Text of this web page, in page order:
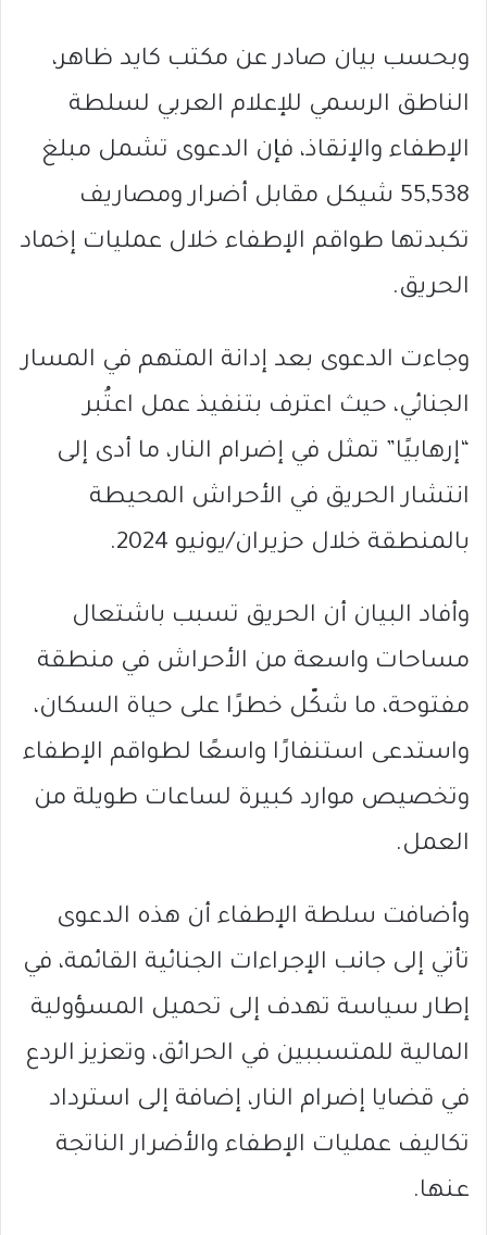
وبحسب بيان صادر عن مكتب كايد ظاهر،
الناطق الرسمي للإعلام العربي لسلطة
الإطفاء والإنقاذ، فإن الدعوى تشمل مبلغ
55,538 شيكل مقابل أضرار ومصاريف
تكبدتها طواقم الإطفاء خلال عمليات إخماد
الحريق.
وجاءت الدعوى بعد إدانة المتهم في المسار
الجنائي، حيث اعترف بتنفيذ عمل اعتُبر
“إرهابيًا” تمثل في إضرام النار، ما أدى إلى
انتشار الحريق في الأحراش المحيطة
بالمنطقة خلال حزيران/يونيو 2024.
وأفاد البيان أن الحريق تسبب باشتعال
مساحات واسعة من الأحراش في منطقة
مفتوحة، ما شكّل خطرًا على حياة السكان،
واستدعى استنفارًا واسعًا لطواقم الإطفاء
وتخصيص موارد كبيرة لساعات طويلة من
العمل.
وأضافت سلطة الإطفاء أن هذه الدعوى
تأتي إلى جانب الإجراءات الجنائية القائمة، في
إطار سياسة تهدف إلى تحميل المسؤولية
المالية للمتسببين في الحرائق، وتعزيز الردع
في قضايا إضرام النار، إضافة إلى استرداد
تكاليف عمليات الإطفاء والأضرار الناتجة
عنها.